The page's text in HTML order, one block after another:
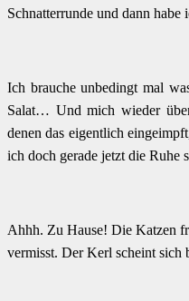
Schnatterrunde und dann habe
Ich brauche unbedingt mal
Salat… Und mich wieder
denen das eigentlich
ich doch gerade jetzt die Ruhe
Ahhh. Zu Hause! Die Katzen
vermisst. Der Kerl scheint sich